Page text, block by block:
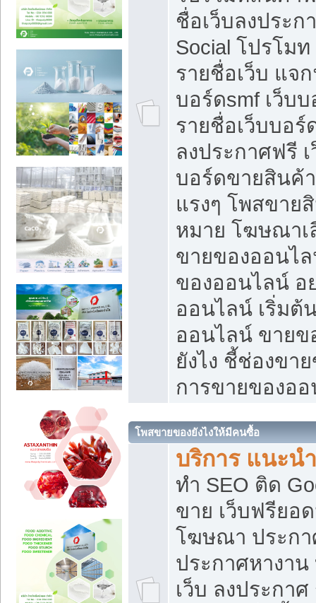
ชื่อเว็บลงประ
Social โปรโม
รายชื่อเว็บ แจ
บอร์ดsmf เว็บ
รายชื่อเว็บบอ
ลงประกาศฟรี
บอร์ดขายสินค้
แรงๆ โพสขาย
หมาย โฆษณาเ
ขายของออนไ
ของออนไลน์ อ
ออนไลน์ เริ่มต้
ออนไลน์ ขายข
ยังไง ชี้ช่องขา
การขายของอ
โพสขายของยังไงให้มีคนซื้อ
บริการ แนะน
ทำ SEO ติด
ขาย เว็บฟรียอ
โฆษณา ประกา
ประกาศหางา
เว็บ ลงประกา